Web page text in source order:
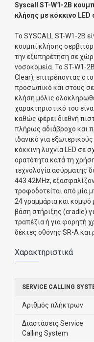
Syscall ST-W1-2B
κλήσης με κόκκινο LED
Το SYSCALL ST-W1-2B
κουμπί κλήσης
την εξυπηρέτηση σε
νοσοκομεία. Το ST-W1-
Clear), επιτρέποντας
προσωπικό και στους
κλήση μόλις
χαρακτηριστικό του
καθώς φέρει διεθνή
πλήρως αδιάβροχο και
ιδανικό για
κόκκινη λυχνία LED σε
ορατότητα κατά τη
τεχνολογία ασύρματης
443.42MHz,
τροφοδοτείται από μία
24 γραμμάρια και κομψό
βάση στήριξης (cradle)
τραπέζια ή για φορητή
δέκτες οθόνης SR-A και
Χαρακτηριστικά
SERVICE CALLING
Αριθμός πλήκτρων
Διαστάσεις Service
Calling System